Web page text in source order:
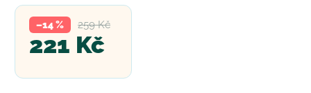
259 Kč
–14 %
221 Kč